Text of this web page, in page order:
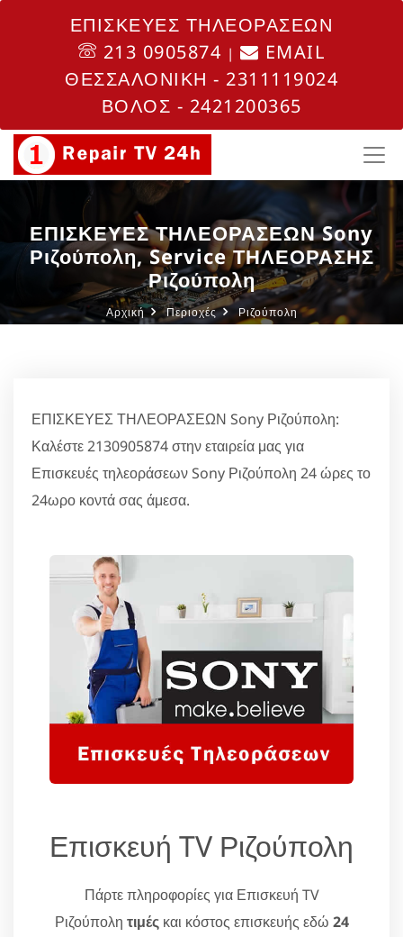
ΕΠΙΣΚΕΥΕΣ ΤΗΛΕΟΡΑΣΕΩΝ
213 0905874 |
EMAIL
ΘΕΣΣΑΛΟΝΙΚΗ - 2311119024
ΒΟΛΟΣ - 2421200365
ΕΠΙΣΚΕΥΕΣ ΤΗΛΕΟΡΑΣΕΩΝ Sony
Ριζούπολη, Service ΤΗΛΕΟΡΑΣΗΣ
Ριζούπολη
Αρχική Περιοχές Ριζούπολη
ΕΠΙΣΚΕΥΕΣ ΤΗΛΕΟΡΑΣΕΩΝ Sony Ριζούπολη:
Καλέστε 2130905874 στην εταιρεία μας για
Επισκευές τηλεοράσεων Sony Ριζούπολη 24 ώρες το
24ωρο κοντά σας άμεσα.
Επισκευή TV Ριζούπολη
Πάρτε πληροφορίες για Επισκευή TV
Ριζούπολη τιμέςκαι κόστος επισκευής εδώ 24